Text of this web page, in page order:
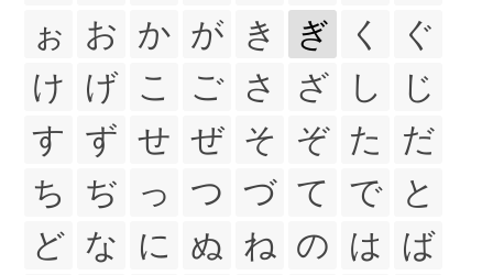
ぉ
お か が き ぎ く
ぐ
け
げ こ ご さ ざ し
じ
す
ず せ ぜ そ ぞ た
だ
ち
ぢ っ つ づ て で
と
ど な に ぬ ね の は
ば